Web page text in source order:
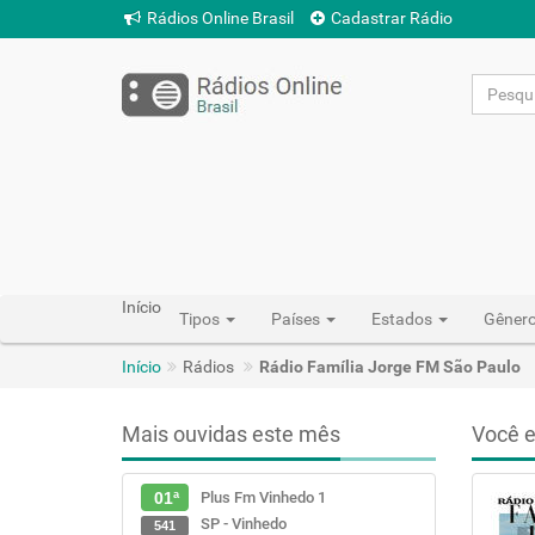
Rádios Online Brasil Cadastrar Rádio
Início
Tipos Países Estados
Início Rádios Rádio Família Jorge FM São Paulo
Mais ouvidas este mês
01ª
Plus Fm Vinhedo 1
SP - Vinhedo
541
Você